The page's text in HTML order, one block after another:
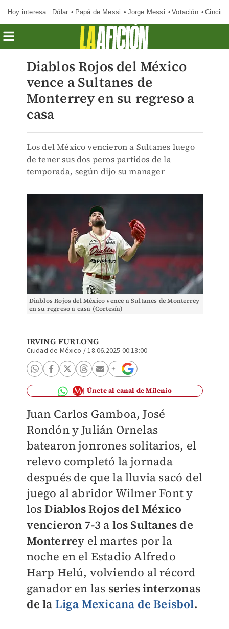
Hoy interesa: Dólar Papá de Messi Jorge Messi Votación
Diablos Rojos del México
vence a Sultanes de
Monterrey en su regreso a
casa
Los del México vencieron a Sultanes luego
de tener sus dos peros partidos de la
temporada, según dijo su manager
Diablos Rojos del México vence a Sultanes de Monterrey
en su regreso a casa (Cortesía)
IRVING FURLONG
Ciudad de México /18.06.2025 00:13:00
Únete al canal de Milenio
Juan Carlos Gamboa, José
Rondón y Julián Ornelas
batearon jonrones solitarios, el
relevo completó la jornada
después de que la lluvia sacó del
juego al abridor Wilmer Font y
losDiablos Rojos del México
vencieron 7-3 a los Sultanes de
Monterrey el martes por la
noche en el Estadio Alfredo
Harp Helú, volviendo al récord
ganador en las series interzonas
de la Liga Mexicana de Beisbol.